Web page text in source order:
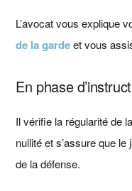
L’avocat vous explique
de la gardeet vous
En phase
Il vérifie la régularité de
nullité et s’assure que
de la défense.